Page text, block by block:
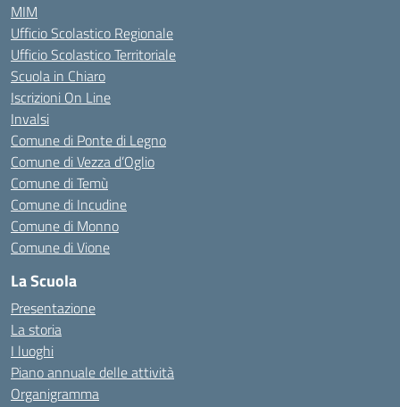
MIM
Ufficio Scolastico Regionale
Ufficio Scolastico Territoriale
Scuola in Chiaro
Iscrizioni On Line
Invalsi
Comune di Ponte di Legno
Comune di Vezza d’Oglio
Comune di Temù
Comune di Incudine
Comune di Monno
Comune di Vione
La Scuola
Presentazione
La storia
I luoghi
Piano annuale delle attività
Organigramma